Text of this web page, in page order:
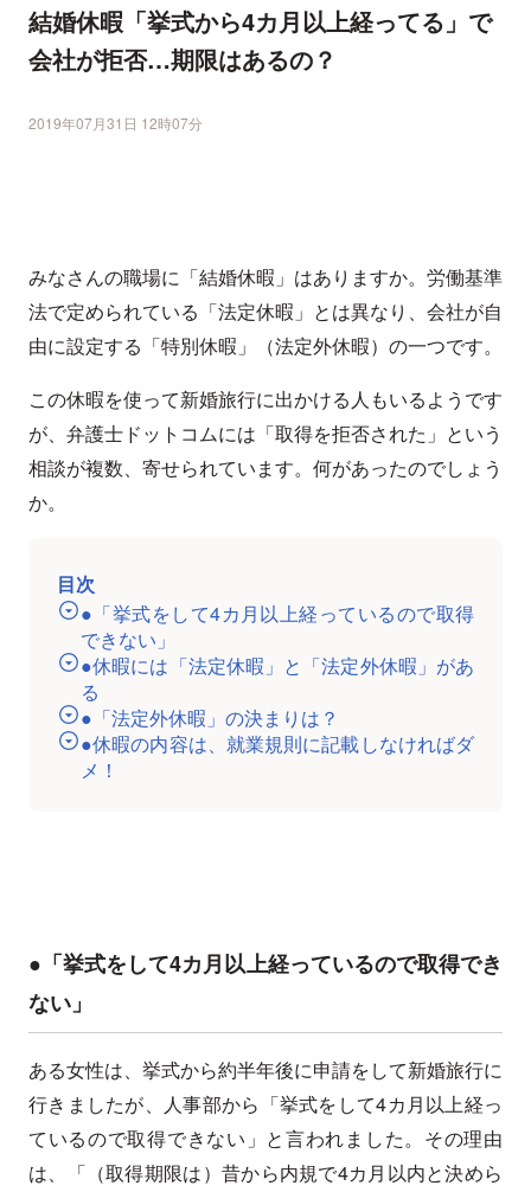
結婚休暇「挙式から4カ月以上経ってる」で
会社が拒否…期限はあるの？
2019年07月31日 12時07分
みなさんの職場に「結婚休暇」はありますか。労働基準
法で定められている「法定休暇」とは異なり、会社が自
由に設定する「特別休暇」（法定外休暇）の一つです。
この休暇を使って新婚旅行に出かける人もいるようです
が、弁護士ドットコムには「取得を拒否された」という
相談が複数、寄せられています。何があったのでしょう
か。
目次
●「挙式をして4カ月以上経っているので取得
できない」
●休暇には「法定休暇」と「法定外休暇」があ
る
●「法定外休暇」の決まりは？
●休暇の内容は、就業規則に記載しなければダ
メ！
●「挙式をして4カ月以上経っているので取得でき
ない」
ある女性は、挙式から約半年後に申請をして新婚旅行に
行きましたが、人事部から「挙式をして4カ月以上経っ
ているので取得できない」と言われました。その理由
は、「（取得期限は）昔から内規で4カ月以内と決めら